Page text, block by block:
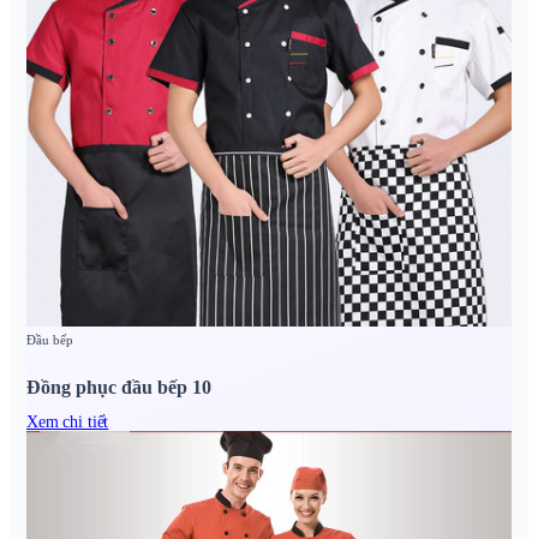
Đầu bếp
Đồng phục đầu bếp 10
Xem chi tiết